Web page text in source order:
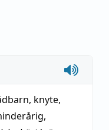
, knyte,
,